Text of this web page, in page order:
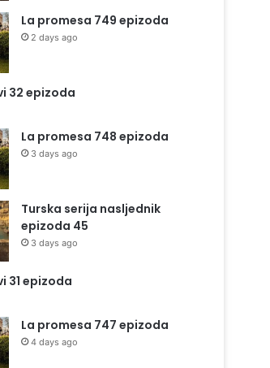
La promesa 749 epizoda
2 days ago
32 epizoda
La promesa 748 epizoda
3 days ago
Turska serija nasljednik
epizoda 45
3 days ago
31 epizoda
La promesa 747 epizoda
4 days ago